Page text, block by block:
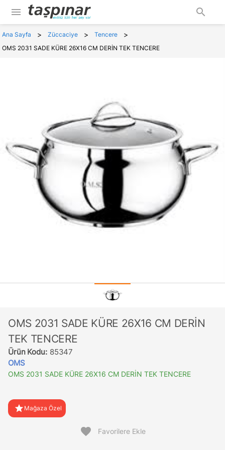
menu search
Ana Sayfa > Züccaciye > Tencere >
OMS 2031 SADE KÜRE 26X16 CM DERİN TEK TENCERE
OMS 2031 SADE KÜRE 26X16 CM DERİN
TEK TENCERE
Ürün Kodu: 85347
OMS
OMS 2031 SADE KÜRE 26X16 CM DERİN TEK TENCERE
star Mağaza Özel
favorite Favorilere Ekle